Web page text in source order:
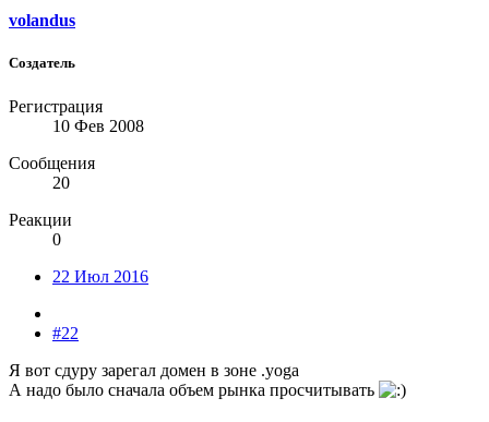
volandus
Создатель
Регистрация
10 Фев 2008
Сообщения
20
Реакции
0
22 Июл 2016
#22
Я вот сдуру зарегал домен в зоне .yoga
А надо было сначала объем рынка просчитывать